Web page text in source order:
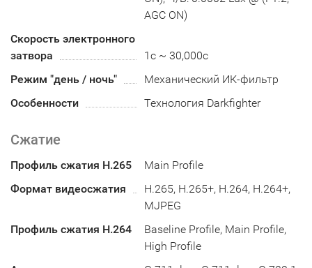
AGC ON)
Скорость электронного
затвора
1с ~ 30,000с
Режим "день / ночь"
Механический ИК-фильтр
Особенности
Технология Darkfighter
Сжатие
Профиль сжатия H.265
Main Profile
Формат видеосжатия
H.265, H.265+, H.264, H.264+,
MJPEG
Профиль сжатия H.264
Baseline Profile, Main Profile,
High Profile